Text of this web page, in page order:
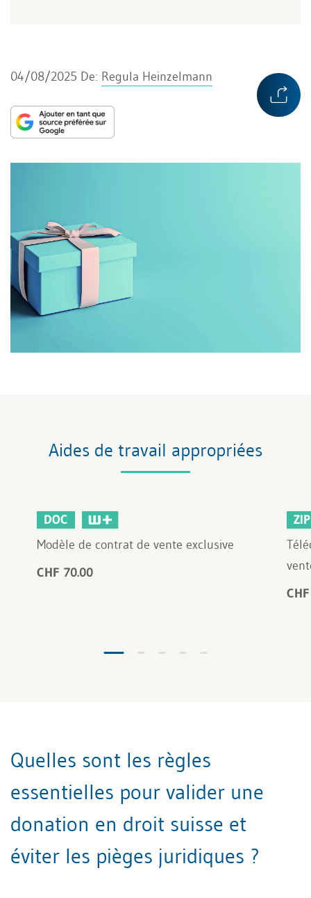
04/08/2025 De: Regula Heinzelmann
Aides de travail appropriées
DOC
Modèle de contrat de vente exclusive
CHF 70.00
ZIP
Quelles sont les règles
essentielles pour valider une
donation en droit suisse et
éviter les pièges juridiques ?